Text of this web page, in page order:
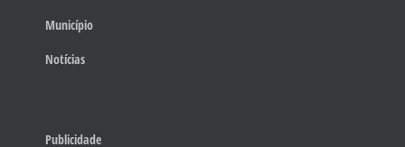
Município
Notícias
Publicidade